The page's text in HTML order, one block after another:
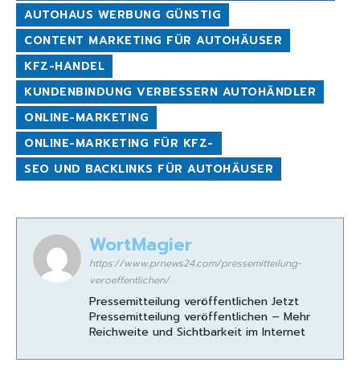
AUTOHAUS WERBUNG GÜNSTIG
CONTENT MARKETING FÜR AUTOHÄUSER
KFZ-HANDEL
KUNDENBINDUNG VERBESSERN AUTOHÄNDLER
ONLINE-MARKETING
ONLINE-MARKETING FÜR KFZ-
SEO UND BACKLINKS FÜR AUTOHÄUSER
WortMagier
https://www.prnews24.com/pressemitteilung-
veroeffentlichen/
Pressemitteilung veröffentlichen Jetzt
Pressemitteilung veröffentlichen – Mehr
Reichweite und Sichtbarkeit im Internet